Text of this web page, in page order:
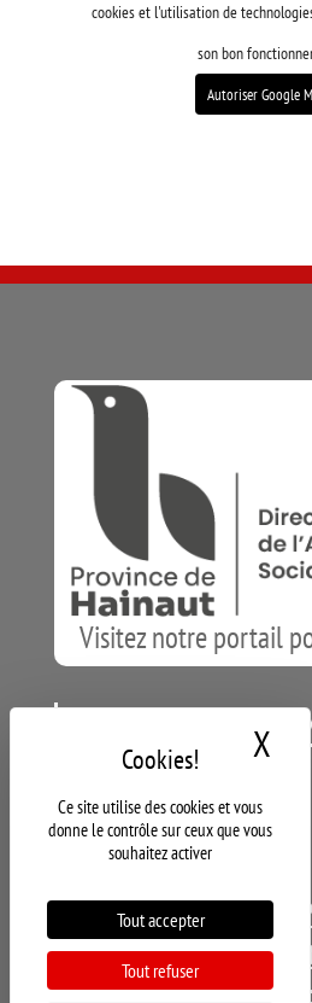
Ce site utilise des cookies et vous
donne le contrôle sur ceux que vous
souhaitez activer
Tout accepter
Tout refuser
X
cookies et l'utilisation de
son bon
Autoriser Google
Visitez notre portail
IMP René Thône
Copyright 2021 - DGSI |
confidentialité-
cookies|Visitez le site